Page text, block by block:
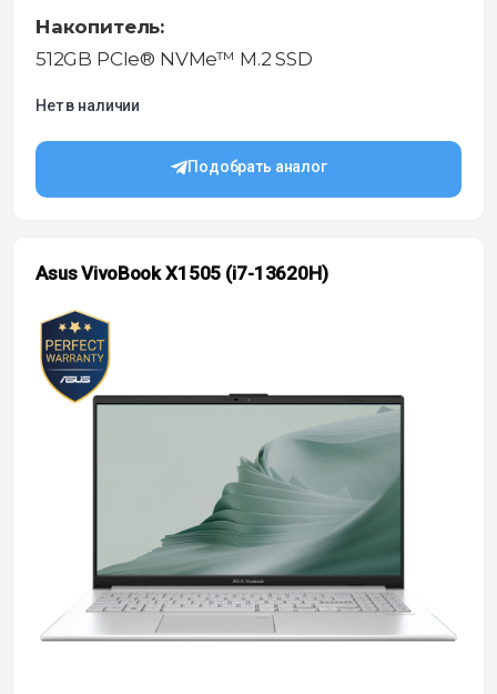
Накопитель:
512GB PCIe® NVMe™ M.2 SSD
Нет в наличии
Подобрать аналог
Asus VivoBook X1505 (i7-13620H)